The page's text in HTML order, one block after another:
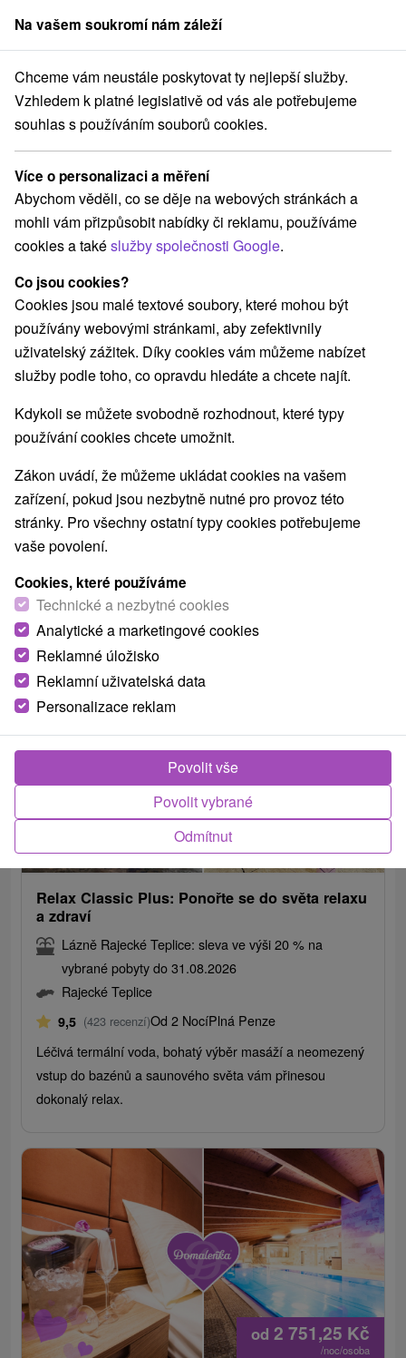
člen skupinySorger
Pobyty na Slovensku Romantický víkend pro dva Horné Považie
Romantický víkend pro dva Horné
Považie
Kategorie
Všechny kategorie
Pobyty v akci(2)
Wellness pobyty(10)
Romantické pobyty(3) Pobyty pro seniory(1)
Rodinné pobyty(4)
Vyberte lokalitu nebo termín
Nejprodávanější
Obce a města
Rajecké Teplice
VŠECHNY TOP - NEJPRODÁVANĚJŠÍ
/noc/osoba
Relax Classic Plus: Ponořte se do světa relaxu
a zdraví
Lázně Rajecké Teplice: sleva ve výši 20 % na
vybrané pobyty do 31.08.2026
Rajecké Teplice
9,5 (423 recenzí)Od 2 NocíPlná Penze
Léčivá termální voda, bohatý výběr masáží a neomezený
vstup do bazénů a saunového světa vám přinesou
dokonalý relax.
od 2 751,25 Kč
/noc/osoba
Na vašem soukromí nám záleží
Chceme vám neustále poskytovat ty nejlepší služby.
Vzhledem k platné legislativě od vás ale potřebujeme
souhlas s používáním souborů cookies.
Více o personalizaci a měření
Abychom věděli, co se děje na webových stránkách a
mohli vám přizpůsobit nabídky či reklamu, používáme
cookies a takéslužby společnosti Google.
Co jsou cookies?
Cookies jsou malé textové soubory, které mohou být
používány webovými stránkami, aby zefektivnily
uživatelský zážitek. Díky cookies vám můžeme nabízet
služby podle toho, co opravdu hledáte a chcete najít.
Kdykoli se můžete svobodně rozhodnout, které typy
používání cookies chcete umožnit.
Zákon uvádí, že můžeme ukládat cookies na vašem
zařízení, pokud jsou nezbytně nutné pro provoz této
stránky. Pro všechny ostatní typy cookies potřebujeme
vaše povolení.
Cookies, které používáme
Technické a nezbytné cookies
Analytické a marketingové cookies
Reklamné úložisko
Reklamní uživatelská data
Personalizace reklam
Odmítnut
Povolit vybrané
Povolit vše